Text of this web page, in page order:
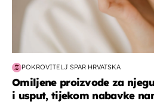
POKROVITELJ SPAR HRVATSKA
Omiljene proizvode za
i usput, tijekom nabavke